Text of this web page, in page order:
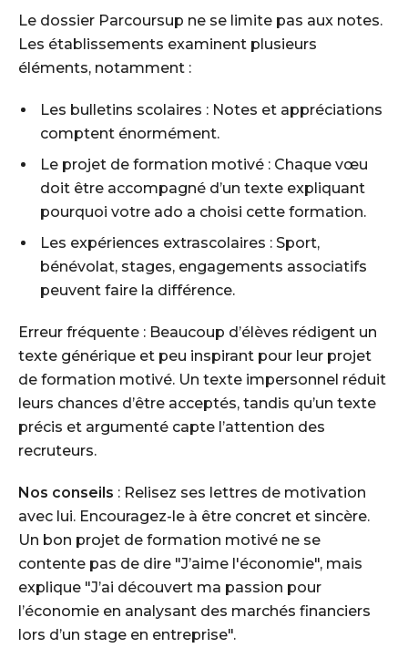
Le dossier Parcoursup ne se limite pas aux notes.
Les établissements examinent plusieurs
éléments, notamment :
Les bulletins scolaires : Notes et appréciations
comptent énormément.
Le projet de formation motivé : Chaque vœu
doit être accompagné d’un texte expliquant
pourquoi votre ado a choisi cette formation.
Les expériences extrascolaires : Sport,
bénévolat, stages, engagements associatifs
peuvent faire la différence.
Erreur fréquente : Beaucoup d’élèves rédigent un
texte générique et peu inspirant pour leur projet
de formation motivé. Un texte impersonnel réduit
leurs chances d’être acceptés, tandis qu’un texte
précis et argumenté capte l’attention des
recruteurs.
Nos conseils : Relisez ses lettres de motivation
avec lui. Encouragez-le à être concret et sincère.
Un bon projet de formation motivé ne se
contente pas de dire "J’aime l'économie", mais
explique "J’ai découvert ma passion pour
l’économie en analysant des marchés financiers
lors d’un stage en entreprise".